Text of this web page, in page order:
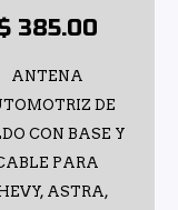
385.00
ANTENA
DE
CON BASE Y
PARA
ASTRA,